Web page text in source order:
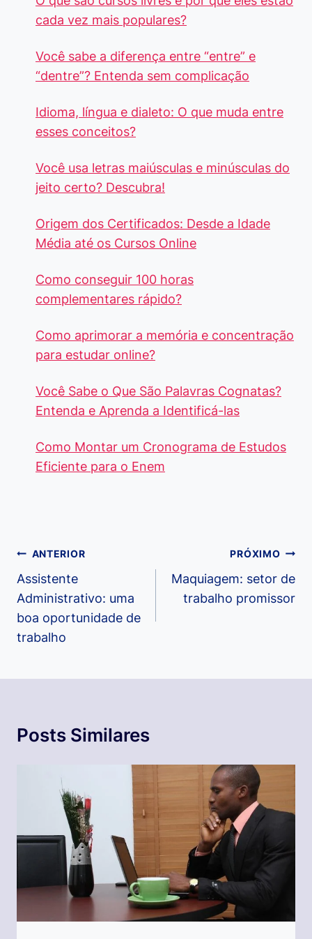
cada vez mais populares?
Você sabe a diferença entre “entre” e
“dentre”? Entenda sem complicação
Idioma, língua e dialeto: O que muda entre
esses conceitos?
Você usa letras maiúsculas e minúsculas do
jeito certo? Descubra!
Origem dos Certificados: Desde a Idade
Média até os Cursos Online
Como conseguir 100 horas
complementares rápido?
Como aprimorar a memória e concentração
para estudar online?
Você Sabe o Que São Palavras Cognatas?
Entenda e Aprenda a Identificá-las
Como Montar um Cronograma de Estudos
Eficiente para o Enem
Navegação
de
Post
ANTERIOR
Assistente
Administrativo: uma
boa oportunidade de
trabalho
PRÓXIMO
Maquiagem: setor de
trabalho promissor
Posts Similares